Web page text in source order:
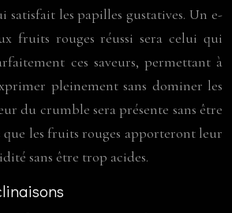
les papilles gustatives. Un e-
fruits rouges réussi sera celui qui
ces saveurs, permettant à
pleinement sans dominer les
du crumble sera présente sans être
les fruits rouges apporteront leur
sans être trop acides.